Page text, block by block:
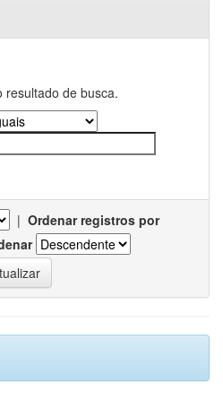
resultado de busca.
| Ordenar registros por